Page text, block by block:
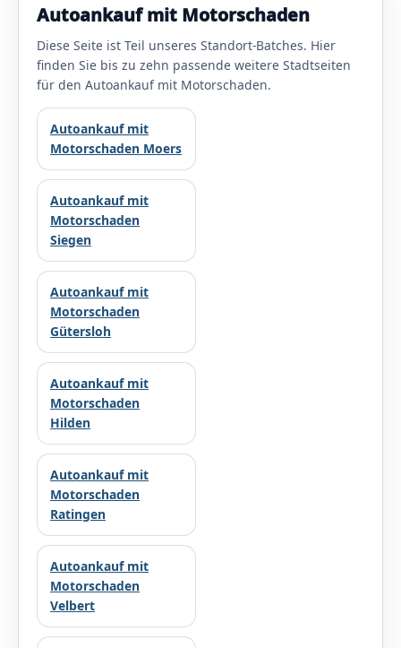
Autoankauf mit Motorschaden
Diese Seite ist Teil unseres Standort-Batches. Hier
finden Sie bis zu zehn passende weitere Stadtseiten
für den Autoankauf mit Motorschaden.
Autoankauf mit
Motorschaden Moers
Autoankauf mit
Motorschaden
Siegen
Autoankauf mit
Motorschaden
Gütersloh
Autoankauf mit
Motorschaden
Hilden
Autoankauf mit
Motorschaden
Ratingen
Autoankauf mit
Motorschaden
Velbert